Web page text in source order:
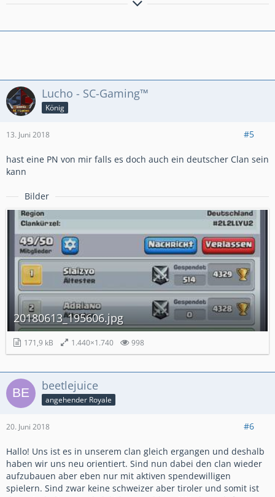
~ Clash Royale ~
Name: FalseReason
Member!
Lucho - SC-Gaming™
König
13. Juni 2018 #5
hast eine PN von mir falls es doch auch ein deutscher Clan sein
kann
Bilder
20180613_195606.jpg
171,9 kB 1.440×1.740 998
beetlejuice
angehender Royale
20. Juni 2018 #6
Hallo! Uns ist es in unserem clan gleich ergangen und deshalb
haben wir uns neu orientiert. Sind nun dabei den clan wieder
aufzubauen aber eben nur mit aktiven spendewilligen
spielern. Sind zwar keine schweizer aber tiroler und somit ist